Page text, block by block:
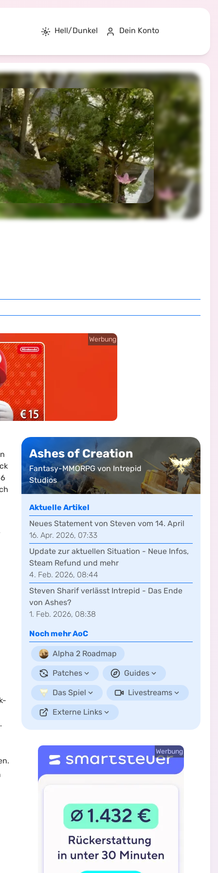
Hell/Dunkel Dein Konto
Werbung
Ashes of Creation
Fantasy-MMORPG von Intrepid
Studios
Aktuelle Artikel
Neues Statement von Steven vom 14. April
16. Apr. 2026, 07:33
Update zur aktuellen Situation - Neue Infos,
Steam Refund und mehr
4. Feb. 2026, 08:44
Steven Sharif verlässt Intrepid - Das Ende
von Ashes?
1. Feb. 2026, 08:38
Noch mehrAoC
Alpha 2 Roadmap
Patches Guides
Das Spiel Livestreams
Externe Links
Werbung